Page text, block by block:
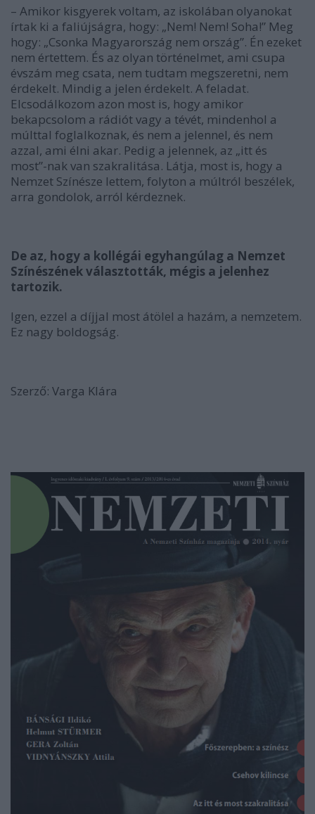
– Amikor kisgyerek voltam, az iskolában olyanokat
írtak ki a faliújságra, hogy: „Nem! Nem! Soha!” Meg
hogy: „Csonka Magyarország nem ország”. Én ezeket
nem értettem. És az olyan történelmet, ami csupa
évszám meg csata, nem tudtam megszeretni, nem
érdekelt. Mindig a jelen érdekelt. A feladat.
Elcsodálkozom azon most is, hogy amikor
bekapcsolom a rádiót vagy a tévét, mindenhol a
múlttal foglalkoznak, és nem a jelennel, és nem
azzal, ami élni akar. Pedig a jelennek, az „itt és
most”-nak van szakralitása. Látja, most is, hogy a
Nemzet Színésze lettem, folyton a múltról beszélek,
arra gondolok, arról kérdeznek.
De az, hogy a kollégái egyhangúlag a Nemzet
Színészének választották, mégis a jelenhez
tartozik.
Igen, ezzel a díjjal most átölel a hazám, a nemzetem.
Ez nagy boldogság.
Szerző: Varga Klára